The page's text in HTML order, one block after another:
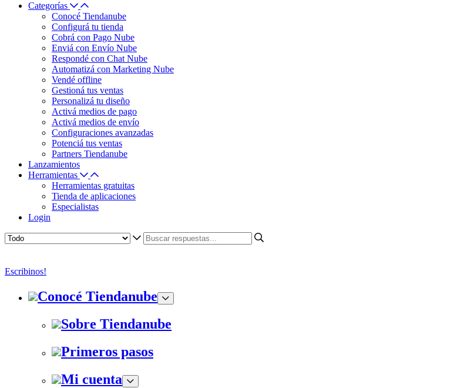
Categorías
Conocé Tiendanube
Configurá tu tienda
Cobrá con Pago Nube
Enviá con Envío Nube
Respondé con Chat Nube
Automatizá con Marketing Nube
Vendé offline
Gestioná tus ventas
Personalizá tu diseño
Activá medios de pago
Activá medios de envío
Configuraciones avanzadas
Potenciá tus ventas
Partners Tiendanube
Lanzamientos
Herramientas
Herramientas gratuitas
Tienda de aplicaciones
Especialistas
Login
Escribinos!
Conocé Tiendanube
Sobre Tiendanube
Primeros pasos
Mi cuenta